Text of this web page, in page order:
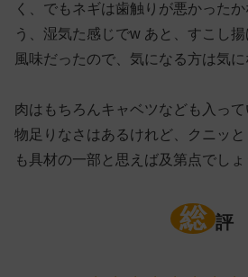
く、でもネギは歯触りが悪かった
う、湿気た感じでw あと、すこし
風味だったので、気になる方は気に
肉はもちろんキャベツなども入っ
物足りなさはあるけれど、クニッ
も具材の一部と思えば及第点でしょ
総 評